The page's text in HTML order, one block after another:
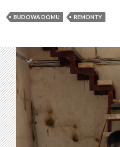
BUDOWA DOMU REMONTY